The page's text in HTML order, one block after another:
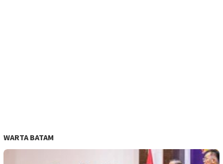
WARTA BATAM